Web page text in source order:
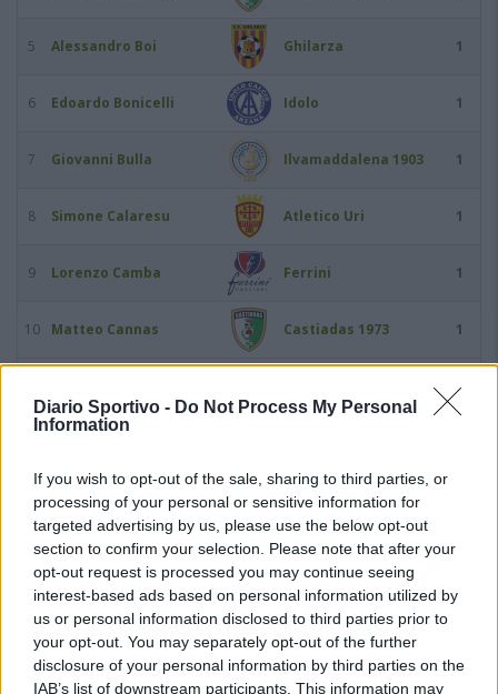
Diario Sportivo - Do Not Process My Personal
Information
If you wish to opt-out of the sale, sharing to third parties, or
processing of your personal or sensitive information for
targeted advertising by us, please use the below opt-out
section to confirm your selection. Please note that after your
opt-out request is processed you may continue seeing
interest-based ads based on personal information utilized by
us or personal information disclosed to third parties prior to
your opt-out. You may separately opt-out of the further
disclosure of your personal information by third parties on the
IAB’s list of downstream participants. This information may
5 Alessandro Boi Ghilarza 1
6 Edoardo Bonicelli Idolo 1
7 Giovanni Bulla Ilvamaddalena 1903 1
8 Simone Calaresu Atletico Uri 1
9 Lorenzo Camba Ferrini 1
10 Matteo Cannas Castiadas 1973 1
1
13 Lorenzo Cocco Idolo
14 Roberto Doddo Budoni
15 Pier Paolo Falchi Nuorese
16 Gianmarco Giglio Castiadas 1973 1